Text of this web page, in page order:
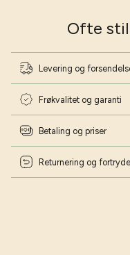
Ofte
Levering og
Frøkvalitet og garanti
Betaling og priser
Returnering og
Fødselsdag
Ja tak - lad
Nej tak